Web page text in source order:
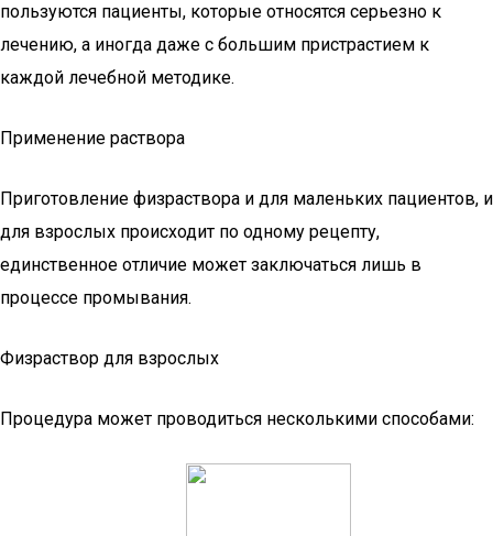
пользуются пациенты, которые относятся серьезно к
лечению, а иногда даже с большим пристрастием к
каждой лечебной методике.
Применение раствора
Приготовление физраствора и для маленьких пациентов, и
для взрослых происходит по одному рецепту,
единственное отличие может заключаться лишь в
процессе промывания.
Физраствор для взрослых
Процедура может проводиться несколькими способами: